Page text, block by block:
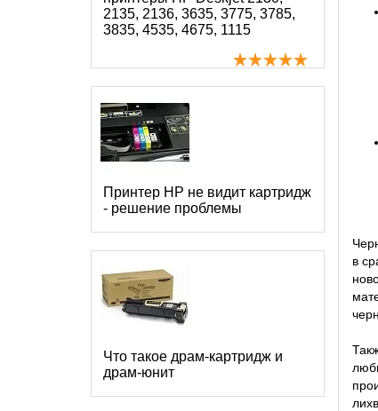
2135, 2136, 3635, 3775, 3785,
3835, 4535, 4675, 1115
Принтер HP не видит картридж
- решение проблемы
Что такое драм-картридж и
драм-юнит
в